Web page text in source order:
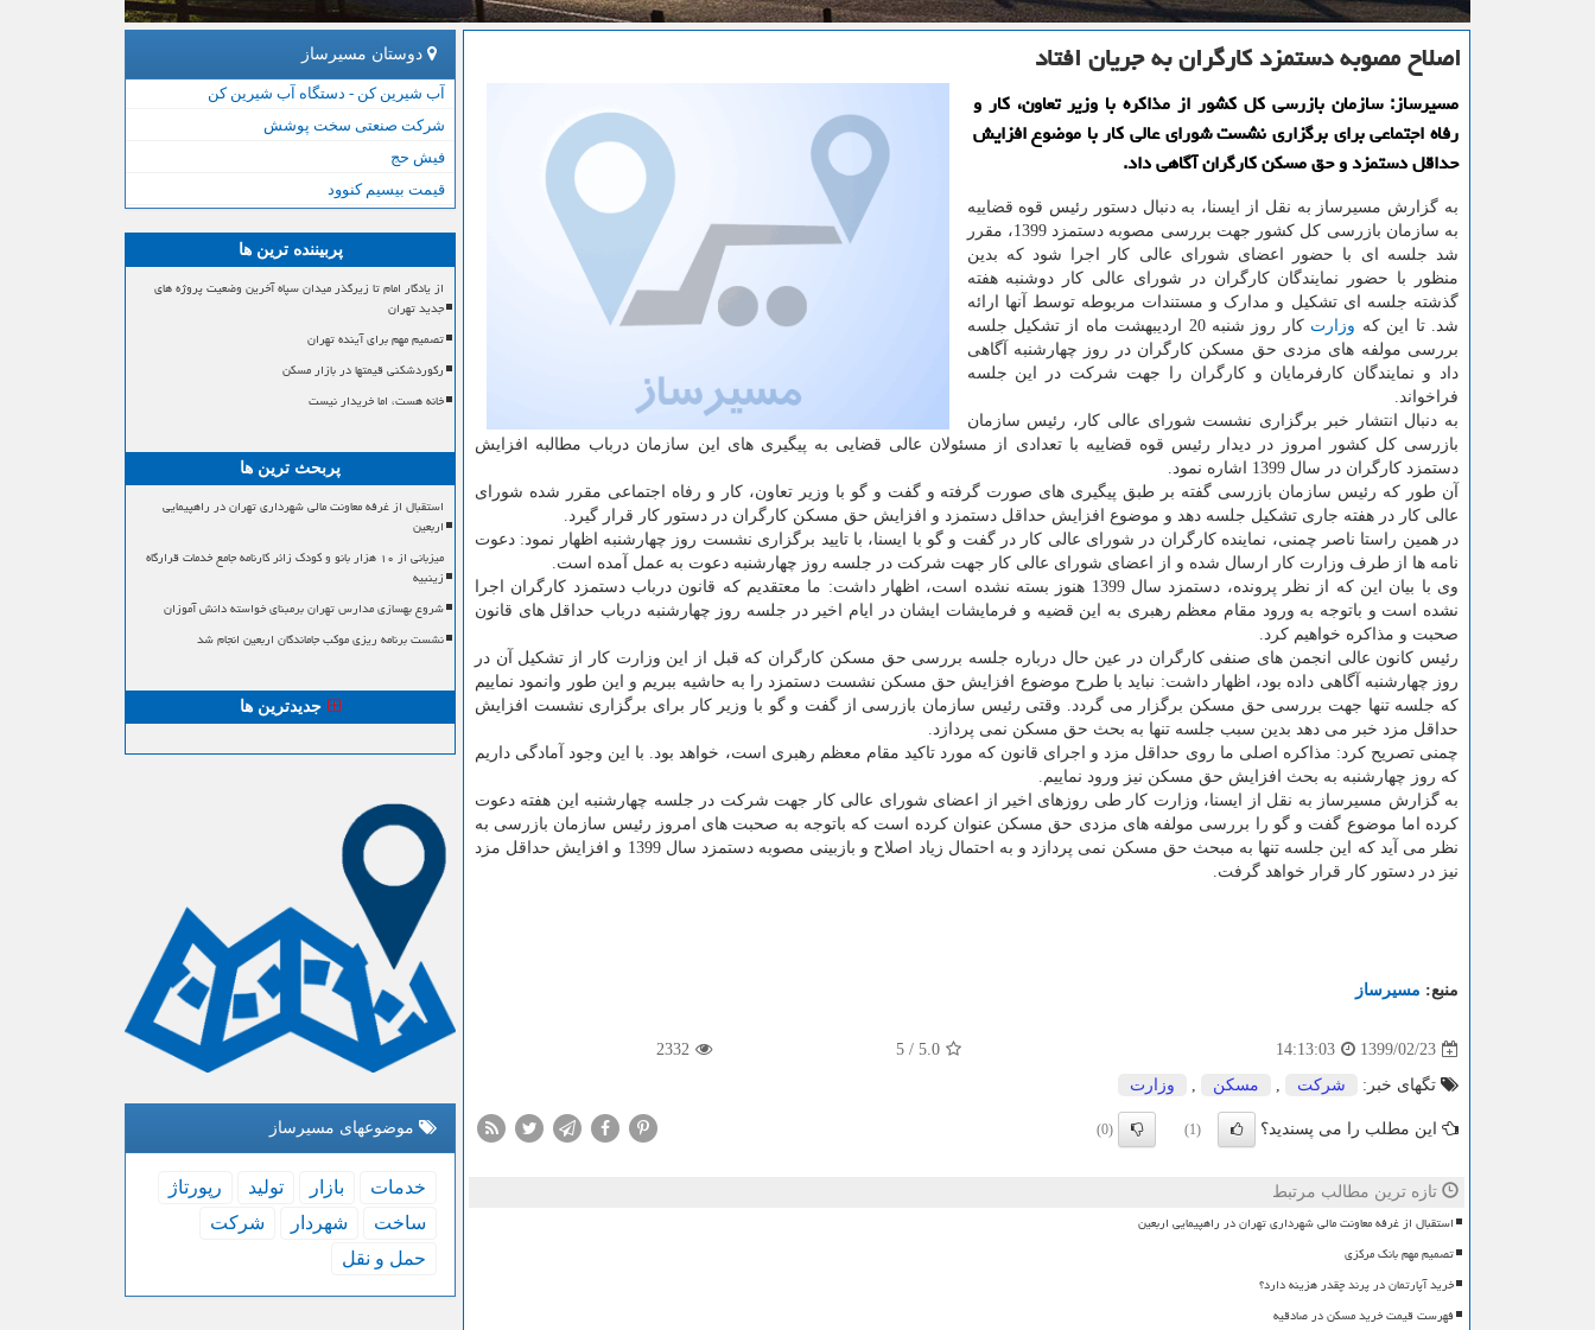
اصلاح مصوبه دستمزد كارگران به جریان افتاد
مسیرساز: سازمان بازرسی كل كشور از مذاكره با وزیر تعاون، كار و
رفاه اجتماعی برای برگزاری نشست شورای عالی كار با موضوع افزایش
حداقل دستمزد و حق مسكن كارگران آگاهی داد.
به گزارش مسیرساز به نقل از ایسنا، به دنبال دستور رئیس قوه قضاییه
به سازمان بازرسی کل کشور جهت بررسی مصوبه دستمزد 1399، مقرر
شد جلسه ای با حضور اعضای شورای عالی کار اجرا شود که بدین
منظور با حضور نمایندگان کارگران در شورای عالی کار دوشنبه هفته
گذشته جلسه ای تشکیل و مدارک و مستندات مربوطه توسط آنها ارائه
شد. تا این که وزارت
کار روز شنبه 20 اردیبهشت ماه از تشکیل جلسه
بررسی مولفه های مزدی حق مسکن کارگران در روز چهارشنبه آگاهی
داد و نمایندگان کارفرمایان و کارگران را جهت شرکت در این جلسه
فراخواند.
به دنبال انتشار خبر برگزاری نشست شورای عالی کار، رئیس سازمان
بازرسی کل کشور امروز در دیدار رئیس قوه قضاییه با تعدادی از مسئولان عالی قضایی به پیگیری های این سازمان درباب مطالبه افزایش
دستمزد کارگران در سال 1399 اشاره نمود.
آن طور که رئیس سازمان بازرسی گفته بر طبق پیگیری های صورت گرفته و گفت و گو با وزیر تعاون، کار و رفاه اجتماعی مقرر شده شورای
عالی کار در هفته جاری تشکیل جلسه دهد و موضوع افزایش حداقل دستمزد و افزایش حق مسکن کارگران در دستور کار قرار گیرد.
در همین راستا ناصر چمنی، نماینده کارگران در شورای عالی کار در گفت و گو با ایسنا، با تایید برگزاری نشست روز چهارشنبه اظهار نمود: دعوت
نامه ها از طرف وزارت کار ارسال شده و از اعضای شورای عالی کار جهت شرکت در جلسه روز چهارشنبه دعوت به عمل آمده است.
وی با بیان این که از نظر پرونده، دستمزد سال 1399 هنوز بسته نشده است، اظهار داشت: ما معتقدیم که قانون درباب دستمزد کارگران اجرا
نشده است و باتوجه به ورود مقام معظم رهبری به این قضیه و فرمایشات ایشان در ایام اخیر در جلسه روز چهارشنبه درباب حداقل های قانون
صحبت و مذاکره خواهیم کرد.
رئیس کانون عالی انجمن های صنفی کارگران در عین حال درباره جلسه بررسی حق مسکن کارگران که قبل از این وزارت کار از تشکیل آن در
روز چهارشنبه آگاهی داده بود، اظهار داشت: نباید با طرح موضوع افزایش حق مسکن نشست دستمزد را به حاشیه ببریم و این طور وانمود نماییم
که جلسه تنها جهت بررسی حق مسکن برگزار می گردد. وقتی رئیس سازمان بازرسی از گفت و گو با وزیر کار برای برگزاری نشست افزایش
حداقل مزد خبر می دهد بدین سبب جلسه تنها به بحث حق مسکن نمی پردازد.
چمنی تصریح کرد: مذاکره اصلی ما روی حداقل مزد و اجرای قانون که مورد تاکید مقام معظم رهبری است، خواهد بود. با این وجود آمادگی داریم
که روز چهارشنبه به بحث افزایش حق مسکن نیز ورود نماییم.
به گزارش مسیرساز به نقل از ایسنا، وزارت کار طی روزهای اخیر از اعضای شورای عالی کار جهت شرکت در جلسه چهارشنبه این هفته دعوت
کرده اما موضوع گفت و گو را بررسی مولفه های مزدی حق مسکن عنوان کرده است که باتوجه به صحبت های امروز رئیس سازمان بازرسی به
نظر می آید که این جلسه تنها به مبحث حق مسکن نمی پردازد و به احتمال زیاد اصلاح و بازبینی مصوبه دستمزد سال 1399 و افزایش حداقل مزد
نیز در دستور کار قرار خواهد گرفت.
منبع: مسیرساز
1399/02/23
14:13:03
5.0
/
5
2332
تگهای خبر: شركت , مسكن , وزارت
این مطلب را می پسندید؟ (1)
(0)
تازه ترین مطالب مرتبط
استقبال از غرفه معاونت مالی شهرداری تهران در راهپیمایی اربعین
تصمیم مهم بانک مرکزی
خرید آپارتمان در پرند چقدر هزینه دارد؟
فهرست قیمت خرید مسکن در صادقیه
دوستان مسیرساز
آب شیرین کن - دستگاه آب شیرین کن
شرکت صنعتی سخت پوشش
فیش حج
قیمت بیسیم کنوود
پربیننده ترین ها
از یادگار امام تا زیرگذر میدان سپاه آخرین وضعیت پروژه های
جدید تهران
تصمیم مهم برای آینده تهران
رکوردشکنی قیمتها در بازار مسکن
خانه هست، اما خریدار نیست
پربحث ترین ها
استقبال از غرفه معاونت مالی شهرداری تهران در راهپیمایی
اربعین
میزبانی از ۱۰ هزار بانو و کودک زائر کارنامه جامع خدمات قرارگاه
زینبیه
شروع بهسازی مدارس تهران برمبنای خواسته دانش آموزان
نشست برنامه ریزی موکب جاماندگان اربعین انجام شد
جدیدترین ها
موضوعهای مسیرساز
خدمات بازار تولید
رپورتاژ
ساخت
شهردار
شركت
حمل و نقل